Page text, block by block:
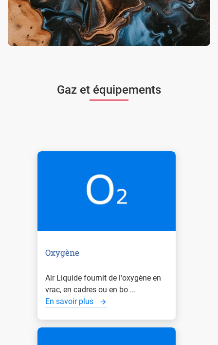
Gaz et équipements
Oxygène
Air Liquide fournit de l'oxygène en
vrac, en cadres ou en bo ...
En savoir plus